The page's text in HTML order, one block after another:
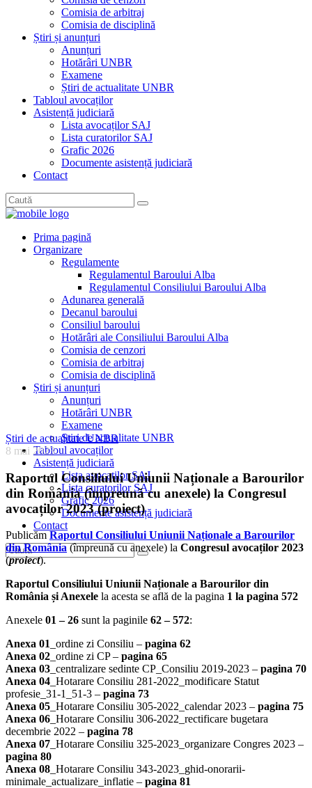
Comisia de arbitraj
Comisia de disciplină
Știri și anunțuri
Anunțuri
Hotărâri UNBR
Examene
Știri de actualitate UNBR
Tabloul avocaților
Asistență judiciară
Lista avocaților SAJ
Lista curatorilor SAJ
Grafic 2026
Documente asistență judiciară
Contact
Prima pagină
Organizare
Regulamente
Regulamentul Baroului Alba
Regulamentul Consiliului Baroului Alba
Adunarea generală
Decanul baroului
Consiliul baroului
Hotărâri ale Consiliului Baroului Alba
Comisia de cenzori
Comisia de arbitraj
Comisia de disciplină
Știri și anunțuri
Anunțuri
Hotărâri UNBR
Examene
Știri de actualitate UNBR
Tabloul avocaților
Asistență judiciară
Lista avocaților SAJ
Lista curatorilor SAJ
Grafic 2026
Documente asistență judiciară
Contact
Știri de actualitate UNBR
8 mai 2023
Raportul Consiliului Uniunii Naționale a Barourilor
din România (împreună cu anexele) la Congresul
avocaților 2023 (proiect)
Publicăm Raportul Consiliului Uniunii Naționale a Barourilor
din România(împreună cu anexele) la Congresul avocaților 2023
(proiect).
Raportul Consiliului Uniunii Naționale a Barourilor din
România și Anexele la acesta se află de la pagina 1 la pagina 572
Anexele 01 – 26 sunt la paginile 62 – 572:
Anexa 01 _ordine zi Consiliu – pagina 62
Anexa 02 _ordine zi CP – pagina 65
Anexa 03 _centralizare sedinte CP_Consiliu 2019-2023 – pagina 70
Anexa 04 _Hotarare Consiliu 281-2022_modificare Statut
profesie_31-1_51-3 – pagina 73
Anexa 05 _Hotarare Consiliu 305-2022_calendar 2023 – pagina 75
Anexa 06 _Hotarare Consiliu 306-2022_rectificare bugetara
decembrie 2022 – pagina 78
Anexa 07 _Hotarare Consiliu 325-2023_organizare Congres 2023 –
pagina 80
Anexa 08 _Hotarare Consiliu 343-2023_ghid-onorarii-
minimale_actualizare_inflatie – pagina 81